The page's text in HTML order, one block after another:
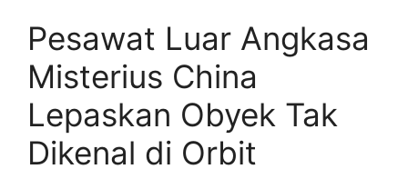
Pesawat Luar Angkasa
Misterius China
Lepaskan Obyek Tak
Dikenal di Orbit